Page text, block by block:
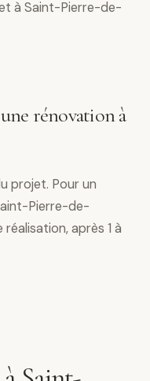
à Saint-Pierre-de-
rénovation à
projet. Pour un
Pierre-de-
après 1 à